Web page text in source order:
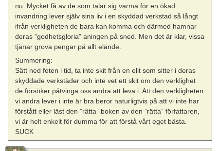
nu. Mycket få av de som talar sig varma för en ökad
invandring lever själv sina liv i en skyddad verkstad så långt
ifrån verkligheten de bara kan komma och därmed hamnar
deras ”godhetsgloria” aningen på sned. Men det är klar, vissa
tjänar grova pengar på allt elände.
Summering:
Sätt ned foten i tid, ta inte skit från en elit som sitter i deras
skyddade verkstäder och inte vet ett skit om den verklighet
de försöker påtvinga oss andra att leva i. Att den verkligheten
vi andra lever i inte är bra beror naturligtvis på att vi inte har
förstått eller läst den ”rätta” boken av den ”rätta” författaren,
vi är helt enkelt för dumma för att förstå vårt eget bästa.
SUCK